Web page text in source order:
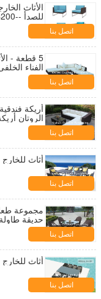
الأثاث
للصدأ --16200
اتصل بنا
5 قطعة -
-9020 اتصل بنا
الروتان أريكة
اتصل بنا
أثاث
اتصل بنا
حديقة
اتصل بنا
أثاث
اتصل بنا